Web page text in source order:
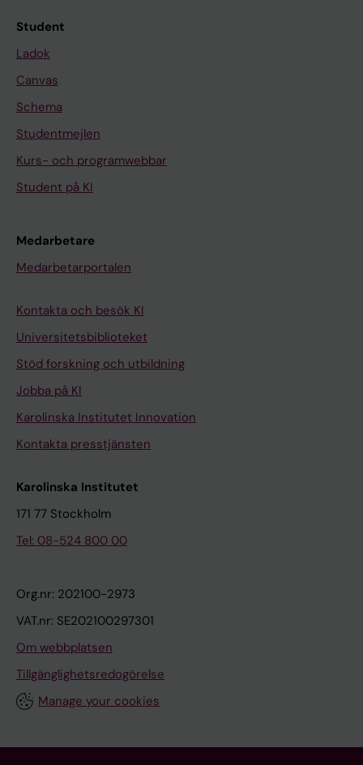
Student
Ladok
Canvas
Schema
Studentmejlen
Kurs- och programwebbar
Student på KI
Medarbetare
Medarbetarportalen
Kontakta och besök KI
Universitetsbiblioteket
Stöd forskning och utbildning
Jobba på KI
Karolinska Institutet Innovation
Kontakta presstjänsten
Karolinska Institutet
171 77 Stockholm
Tel: 08-524 800 00
Org.nr: 202100-2973
VAT.nr: SE202100297301
Om webbplatsen
Tillgänglighetsredogörelse
Manage your cookies